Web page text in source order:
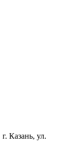
г. Казань, ул.